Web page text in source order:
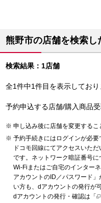
熊野市の店舗を検索
検索結果：1店舗
全1件中1件目を表示してお
予約申込する店舗/購入商品
申し込み後に店舗を変更するこ
予約手続きにはログインが必要
ドコモ回線にてアクセスいた
です。ネットワーク暗証番号に
Wi-Fiまたはご自宅のインター
アカウントのID／パスワード
い方も、dアカウントの発行が
dアカウントの発行・確認は「